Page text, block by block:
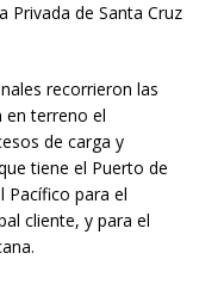
Privada de Santa Cruz
recorrieron las
en terreno el
de carga y
tiene el Puerto de
Pacífico para el
cliente, y para el